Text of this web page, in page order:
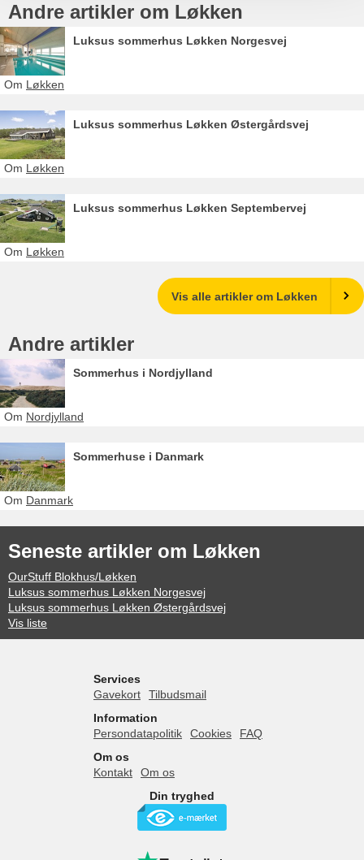
Andre artikler om Løkken
Luksus sommerhus Løkken Norgesvej
Om Løkken
Luksus sommerhus Løkken Østergårdsvej
Om Løkken
Luksus sommerhus Løkken Septembervej
Om Løkken
Vis alle artikler om Løkken
Andre artikler
Sommerhus i Nordjylland
Om Nordjylland
Sommerhuse i Danmark
Om Danmark
Seneste artikler om Løkken
OurStuff Blokhus/Løkken
Luksus sommerhus Løkken Norgesvej
Luksus sommerhus Løkken Østergårdsvej
Vis liste
Services
Gavekort
Tilbudsmail
Information
Persondatapolitik
Cookies
FAQ
Om os
Kontakt
Om os
Din tryghed